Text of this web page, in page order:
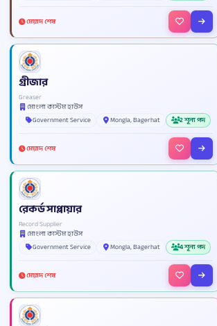
মেয়াদ শেষ
গ্রীজার
Greaser
মোংলা কাস্টম হাউস
Government Service
Mongla, Bagerhat 2 শূন্য পদ
মেয়াদ শেষ
রেকর্ড সাপ্লায়ার
Record Supplier
মোংলা কাস্টম হাউস
Government Service
Mongla, Bagerhat 4 শূন্য পদ
মেয়াদ শেষ